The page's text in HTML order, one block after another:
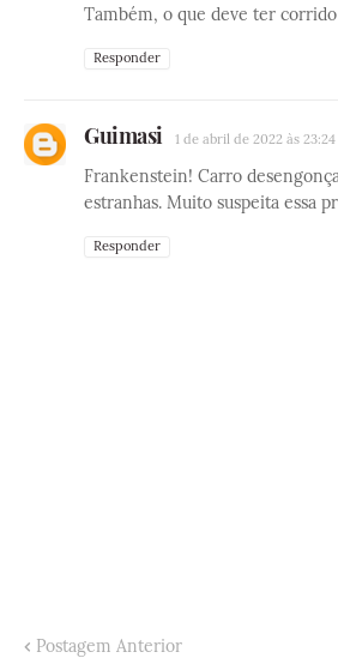
Também, o que deve ter
Responder
Guimasi 1 de abril de 2022 às 23:24
Frankenstein! Carro
estranhas. Muito suspeita essa
Responder
Postagem Anterior